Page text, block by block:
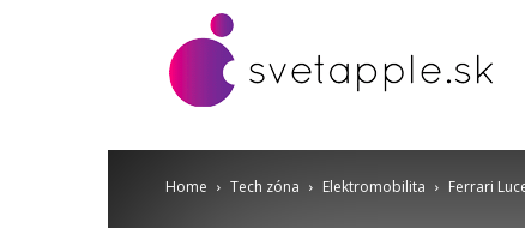
Home Tech zóna Elektromobilita Ferrari